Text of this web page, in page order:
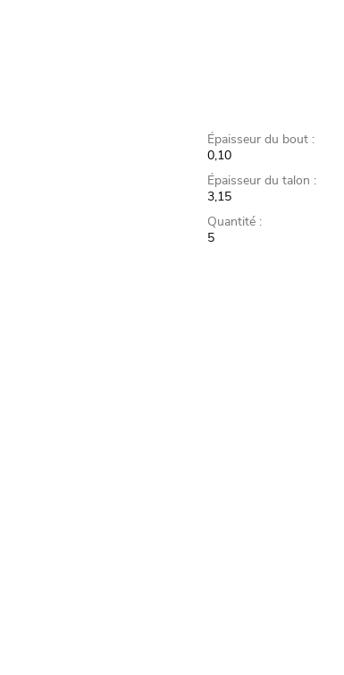
Épaisseur du bout :
0,10
Épaisseur du talon :
3,15
Quantité :
5